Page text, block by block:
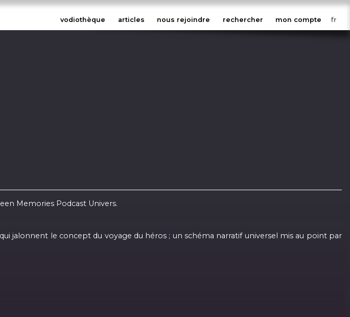
vodiothèque articles nous rejoindre rechercher mon compte
Memories Podcast Univers.
jalonnent le concept du voyage du héros ; un schéma narratif universel mis au point par